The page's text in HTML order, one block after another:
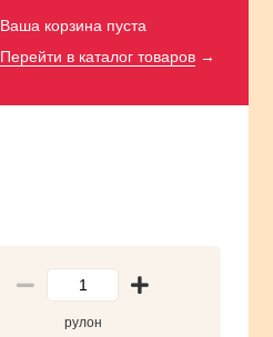
Ваша корзина пуста
Перейти в каталог товаров →
рулон